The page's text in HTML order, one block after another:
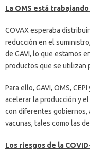
La OMS está
COVAX esperaba
reducción en el
de GAVI, lo que estamos
productos que se utilizan
Para ello, GAVI, OMS,
acelerar la producción y
con diferentes gobiernos,
vacunas, tales como las
Los riesgos de la